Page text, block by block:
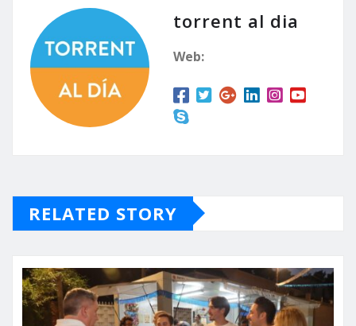
torrent al dia
Web:
RELATED STORY